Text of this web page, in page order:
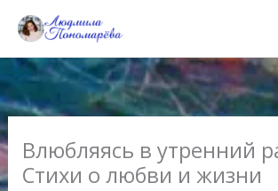
содержимому
Влюбляясь в утренний
Cтихи о любви и жизни